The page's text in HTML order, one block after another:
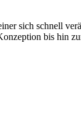
sich schnell
bis hin